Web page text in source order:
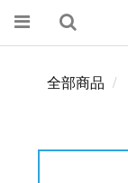
全部商品